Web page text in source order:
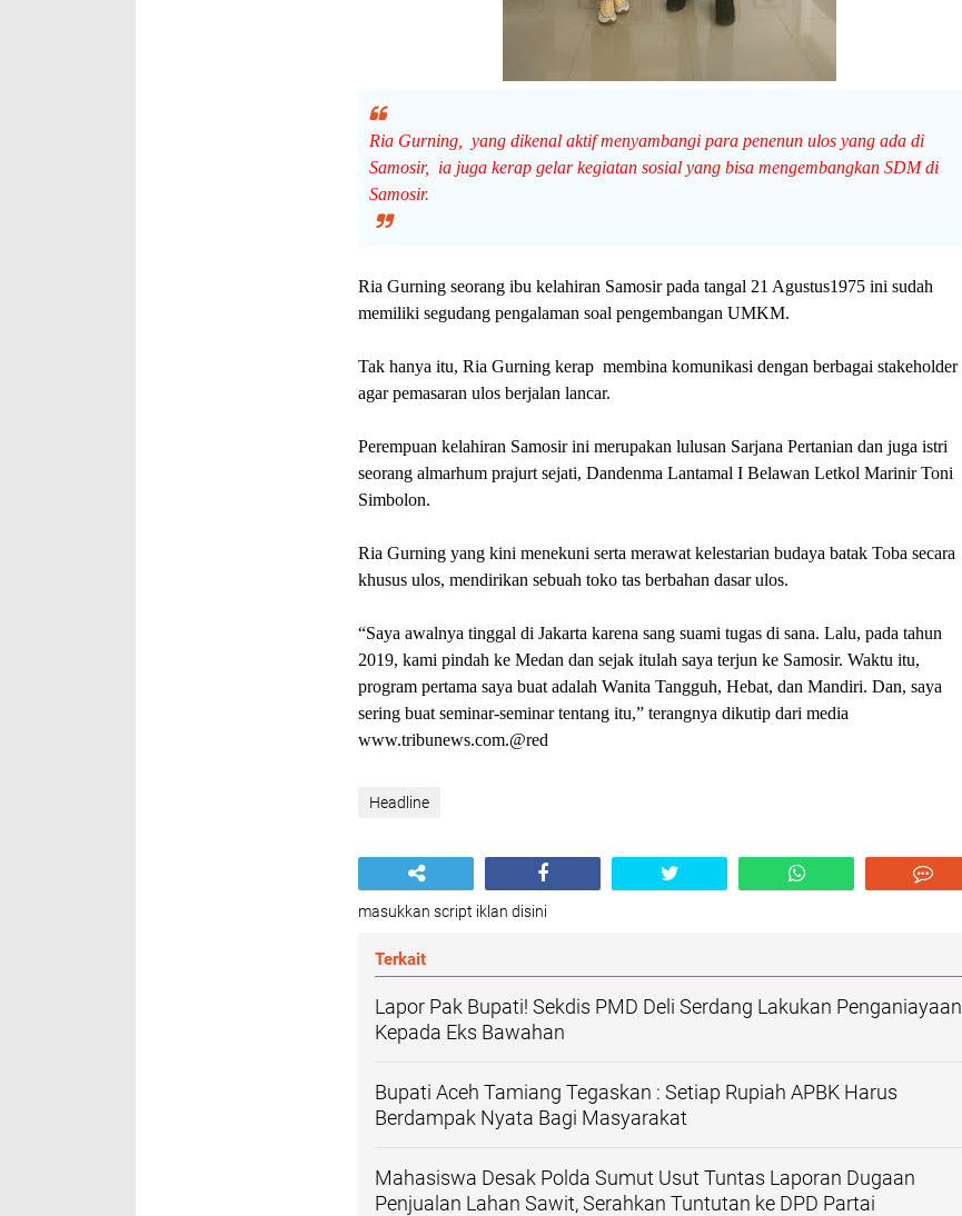
Ria Gurning, yang dikenal aktif menyambangi para penenun ulos yang ada di
Samosir, ia juga kerap gelar kegiatan sosial yang bisa mengembangkan SDM di
Samosir.
Ria Gurning seorang ibu kelahiran Samosir pada tangal 21 Agustus1975 ini sudah
memiliki segudang pengalaman soal pengembangan UMKM.
Tak hanya itu, Ria Gurning kerap membina komunikasi dengan berbagai stakeholder
agar pemasaran ulos berjalan lancar.
Perempuan kelahiran Samosir ini merupakan lulusan Sarjana Pertanian dan juga istri
seorang almarhum prajurt sejati, Dandenma Lantamal I Belawan Letkol Marinir Toni
Simbolon.
Ria Gurning yang kini menekuni serta merawat kelestarian budaya batak Toba secara
khusus ulos, mendirikan sebuah toko tas berbahan dasar ulos.
“Saya awalnya tinggal di Jakarta karena sang suami tugas di sana. Lalu, pada tahun
2019, kami pindah ke Medan dan sejak itulah saya terjun ke Samosir. Waktu itu,
program pertama saya buat adalah Wanita Tangguh, Hebat, dan Mandiri. Dan, saya
sering buat seminar-seminar tentang itu,” terangnya dikutip dari media
www.tribunews.com.@red
Headline
masukkan script iklan disini
Terkait
Lapor Pak Bupati! Sekdis PMD Deli Serdang Lakukan Penganiayaan
Kepada Eks Bawahan ‎
Bupati Aceh Tamiang Tegaskan : Setiap Rupiah APBK Harus
Berdampak Nyata Bagi Masyarakat
Mahasiswa Desak Polda Sumut Usut Tuntas Laporan Dugaan
Penjualan Lahan Sawit, Serahkan Tuntutan ke DPD Partai